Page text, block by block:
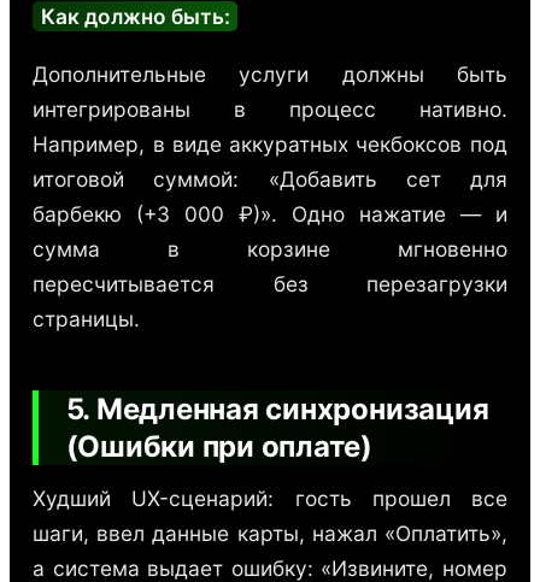
Как должно быть:
Дополнительные услуги должны быть
интегрированы в процесс нативно.
Например, в виде аккуратных чекбоксов под
итоговой суммой: «Добавить сет для
барбекю (+3 000 ₽)». Одно нажатие — и
сумма в корзине мгновенно
пересчитывается без перезагрузки
страницы.
5. Медленная синхронизация
(Ошибки при оплате)
Худший UX-сценарий: гость прошел все
шаги, ввел данные карты, нажал «Оплатить»,
а система выдает ошибку: «Извините, номер